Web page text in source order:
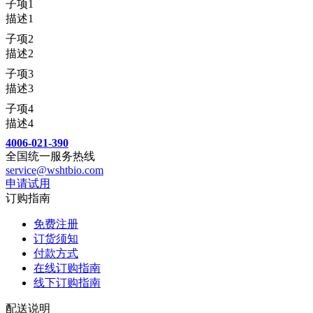
子项1
描述1
子项2
描述2
子项3
描述3
子项4
描述4
4006-021-390
全国统一服务热线
service@wshtbio.com
申请试用
订购指南
免费注册
订货须知
付款方式
在线订购指南
线下订购指南
配送说明